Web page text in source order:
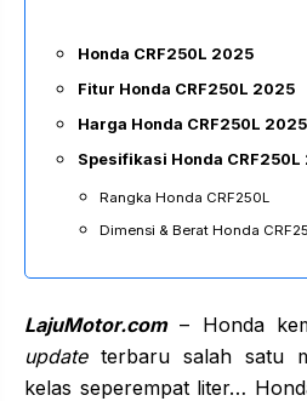
Honda CRF250L 2025
Fitur Honda CRF250L 2025
Harga Honda CRF250L 2025
Spesifikasi Honda CRF250L
Rangka Honda CRF250L
Dimensi & Berat Honda
LajuMotor.com– Honda
updateterbaru salah satu
kelas seperempat liter…